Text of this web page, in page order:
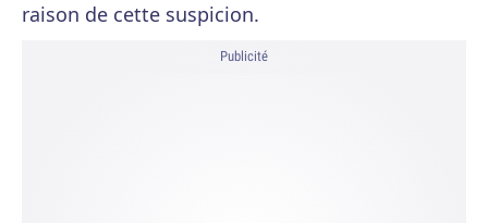
raison de cette suspicion.
Publicité